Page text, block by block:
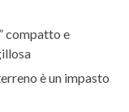
compatto e
è un impasto